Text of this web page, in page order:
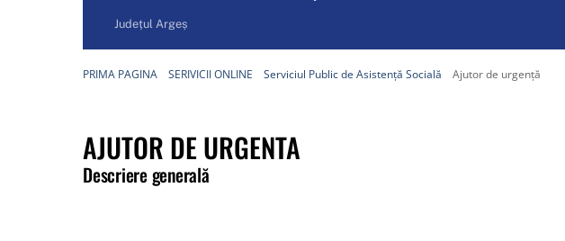
Județul Argeș
PRIMA PAGINA SERIVICII ONLINE Serviciul Public de Asistență Socială Ajutor de urgență
AJUTOR DE URGENTA
Descriere generală